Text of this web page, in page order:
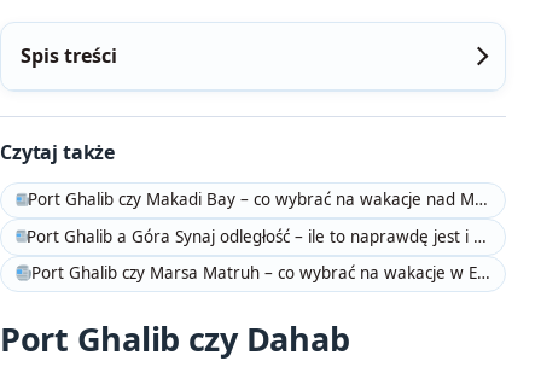
Spis treści
Czytaj także
Port Ghalib czy Makadi Bay – co wybrać na wakacje nad Morzem Czerwonym?
Port Ghalib a Góra Synaj odległość – ile to naprawdę jest i czy ma sens z Marsa Alam?
Port Ghalib czy Marsa Matruh – co wybrać na wakacje w Egipcie?
Port Ghalib czy Dahab